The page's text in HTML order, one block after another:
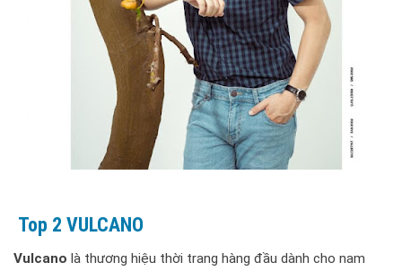
Top 2 VULCANO
Vulcano là thương hiệu thời trang hàng đầu dành cho nam